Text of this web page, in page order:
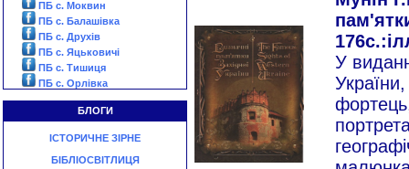
ПБ с. Моквин
ПБ с. Балашівка
ПБ с. Друхів
ПБ с. Яцьковичі
ПБ с. Тишиця
ПБ с. Орлівка
БЛОГИ
ІСТОРИЧНЕ ЗІРНЕ
БІБЛІОСВІТЛИЦЯ
У